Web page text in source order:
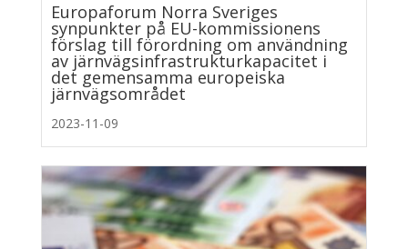
Europaforum Norra Sveriges
synpunkter på EU-kommissionens
förslag till förordning om användning
av järnvägsinfrastrukturkapacitet i
det gemensamma europeiska
järnvägsområdet
2023-11-09